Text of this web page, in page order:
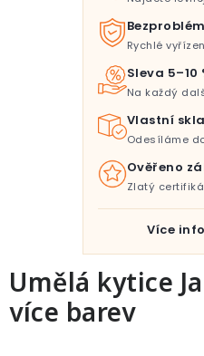
Umělá kytice
více barev
Rychlé
Sleva 5–10
Na každý
Vlastní
Odesíláme
Ověřeno
Zlatý
Více